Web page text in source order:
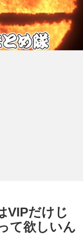
VIPだけじ
て欲しいん